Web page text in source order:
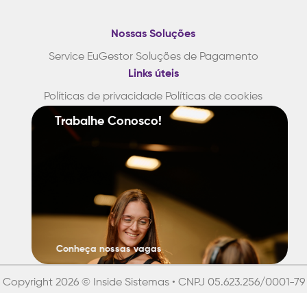
Nossas Soluções
Service EuGestor Soluções de Pagamento
Links úteis
Políticas de privacidade Políticas de cookies
Trabalhe Conosco!
Conheça nossas vagas
Copyright 2026 © Inside Sistemas • CNPJ 05.623.256/0001-79